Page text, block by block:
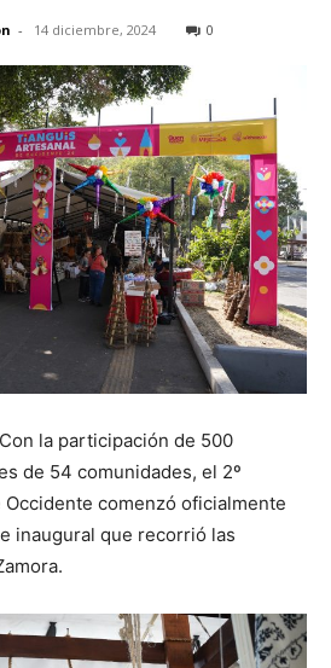
- 14 diciembre, 2024 0
la participación de 500
de 54 comunidades, el 2º
comenzó oficialmente
inaugural que recorrió las